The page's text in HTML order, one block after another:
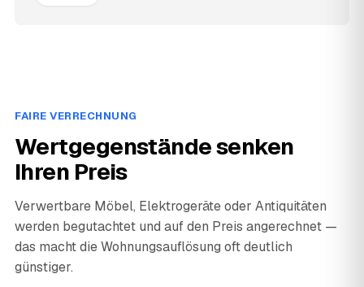
FAIRE VERRECHNUNG
Wertgegenstände senken
Ihren Preis
Verwertbare Möbel, Elektrogeräte oder Antiquitäten
werden begutachtet und auf den Preis angerechnet —
das macht die Wohnungsauflösung oft deutlich
günstiger.